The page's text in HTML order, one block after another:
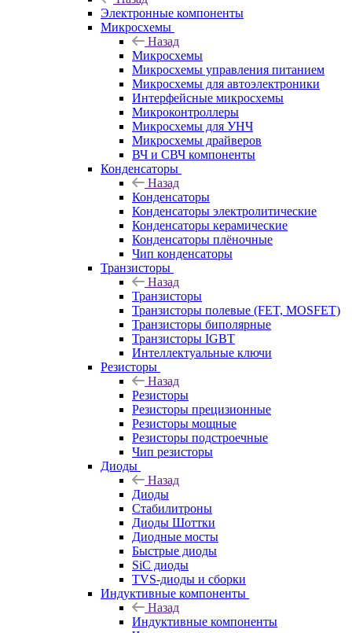
Электронные компоненты
Микросхемы
Назад
Микросхемы
Микросхемы управления питанием
Микросхемы для автоэлектроники
Интерфейсные микросхемы
Микроконтроллеры
Микросхемы для УНЧ
Микросхемы драйверов
ВЧ и СВЧ компоненты
Конденсаторы
Назад
Конденсаторы
Конденсаторы электролитические
Конденсаторы керамические
Конденсаторы плёночные
Чип конденсаторы
Транзисторы
Назад
Транзисторы
Транзисторы полевые (FET, MOSFET)
Транзисторы биполярные
Транзисторы IGBT
Интеллектуальные ключи
Резисторы
Назад
Резисторы
Резисторы прецизионные
Резисторы мощные
Резисторы подстроечные
Чип резисторы
Диоды
Назад
Диоды
Стабилитроны
Диоды Шоттки
Диодные мосты
Быстрые диоды
SiC диоды
TVS-диоды и сборки
Индуктивные компоненты
Назад
Индуктивные компоненты